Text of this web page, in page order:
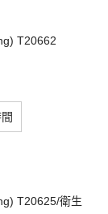
T20662
T20625/衛生